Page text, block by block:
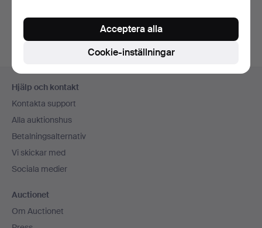
Sidfotsnavigation
Hjälp och kontakt
Kontakta support
Alla auktionshus
Betalningsalternativ
Vi skickar med
Sociala medier
Auctionet
Om Auctionet
Cookie-inställningar
Acceptera alla